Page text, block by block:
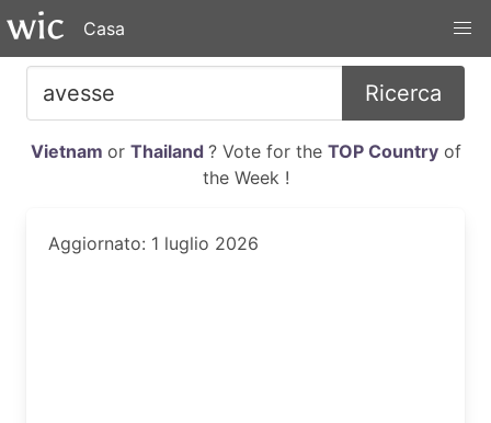
Casa
Ricerca
Vietnam or Thailand ? Vote for the TOP Countryof
the Week !
Aggiornato: 1 luglio 2026